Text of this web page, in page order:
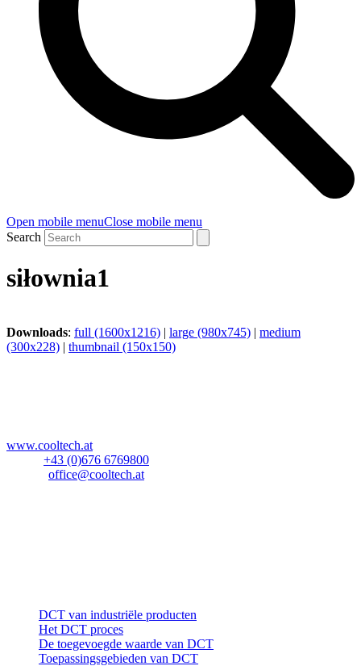
Open mobile menuClose mobile menu
Search
siłownia1
Downloads: full (1600x1216) | large (980x745) | medium
(300x228) | thumbnail (150x150)
www.cooltech.at
+43 (0)676 6769800
office@cooltech.at
DCT van industriële producten
Het DCT proces
De toegevoegde waarde van DCT
Toepassingsgebieden van DCT